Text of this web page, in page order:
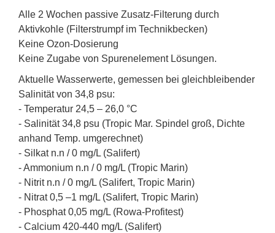
Alle 2 Wochen passive Zusatz-Filterung durch
Aktivkohle (Filterstrumpf im Technikbecken)
Keine Ozon-Dosierung
Keine Zugabe von Spurenelement Lösungen.
Aktuelle Wasserwerte, gemessen bei gleichbleibender
Salinität von 34,8 psu:
- Temperatur 24,5 – 26,0 °C
- Salinität 34,8 psu (Tropic Mar. Spindel groß, Dichte
anhand Temp. umgerechnet)
- Silkat n.n / 0 mg/L (Salifert)
- Ammonium n.n / 0 mg/L (Tropic Marin)
- Nitrit n.n / 0 mg/L (Salifert, Tropic Marin)
- Nitrat 0,5 –1 mg/L (Salifert, Tropic Marin)
- Phosphat 0,05 mg/L (Rowa-Profitest)
- Calcium 420-440 mg/L (Salifert)